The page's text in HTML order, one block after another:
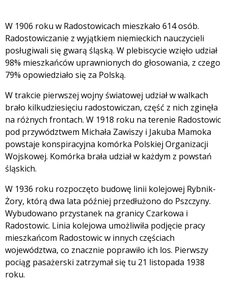
W 1906 roku w Radostowicach mieszkało 614 osób.
Radostowiczanie z wyjątkiem niemieckich nauczycieli
posługiwali się gwarą śląską. W plebiscycie wzięło udział
98% mieszkańców uprawnionych do głosowania, z czego
79% opowiedziało się za Polską.
W trakcie pierwszej wojny światowej udział w walkach
brało kilkudziesięciu radostowiczan, część z nich zginęła
na różnych frontach. W 1918 roku na terenie Radostowic
pod przywództwem Michała Zawiszy i Jakuba Mamoka
powstaje konspiracyjna komórka Polskiej Organizacji
Wojskowej. Komórka brała udział w każdym z powstań
śląskich.
W 1936 roku rozpoczęto budowę linii kolejowej Rybnik-
Żory, którą dwa lata później przedłużono do Pszczyny.
Wybudowano przystanek na granicy Czarkowa i
Radostowic. Linia kolejowa umożliwiła podjęcie pracy
mieszkańcom Radostowic w innych częściach
województwa, co znacznie poprawiło ich los. Pierwszy
pociąg pasażerski zatrzymał się tu 21 listopada 1938
roku.